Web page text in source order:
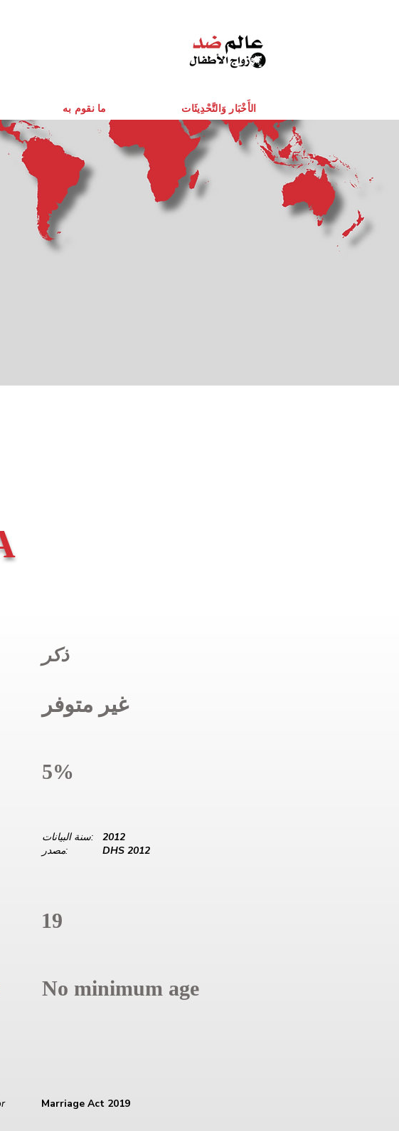
ذكر
غير متوفر
5%
سنة البيانات:
2012
مصدر:
DHS 2012
19
No minimum age
Marriage Act 2019
ما نقوم به الأَخْبَار وَالتَّحْدِيثَات